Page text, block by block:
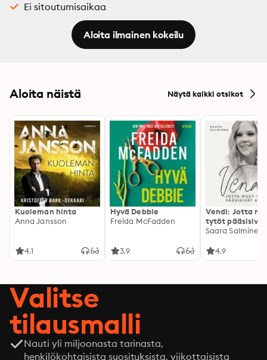
Ei sitoutumisaikaa
Aloita ilmainen kokeilu
Aloita näistä Näytä kaikki otsikot
Kuoleman hinta
Anna Jansson
4.1
Hyvä Debbie
Freida McFadden
3.9
Vendi: Jotta
tytöt pääsisivät
kotiin
Saara Salminen
4.9
Valitse
tilausmalli
Nauti yli miljoonasta tarinasta,
henkilökohtaisista suosituksista, viikottaisista